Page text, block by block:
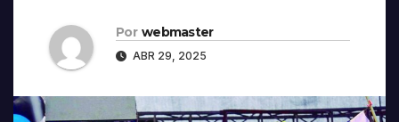
Por webmaster
ABR 29, 2025